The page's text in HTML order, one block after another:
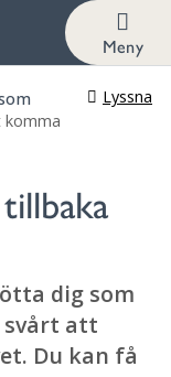
Meny
Lyssna
dig som
svårt att
Du kan få